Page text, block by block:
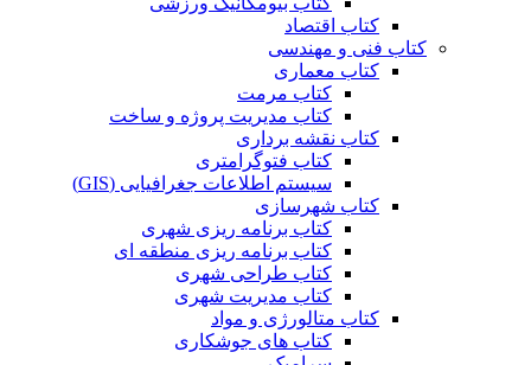
کتاب اقتصاد
کتاب فنی و مهندسی
کتاب معماری
کتاب مرمت
کتاب مدیریت پروژه و ساخت
کتاب نقشه برداری
کتاب فتوگرامتری
سیستم اطلاعات جغرافیایی (GIS)
کتاب شهرسازی
کتاب برنامه ریزی شهری
کتاب برنامه ریزی منطقه ای
کتاب طراحی شهری
کتاب مدیریت شهری
کتاب متالورژی و مواد
کتاب های جوشکاری